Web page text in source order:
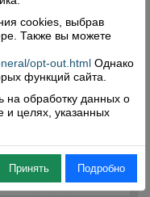
за 6 марта
cookies, выбрав
Также вы можете
opt-out.html Однако
функций сайта.
на обработку данных о
и целях, указанных
Принять Подробно